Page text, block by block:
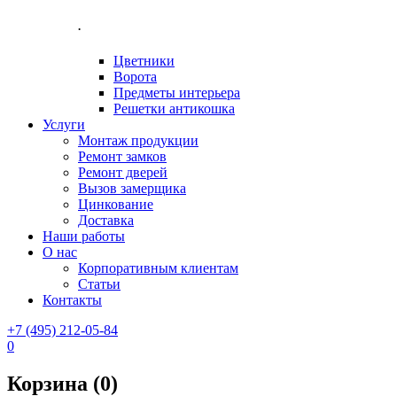
.
Цветники
Ворота
Предметы интерьера
Решетки антикошка
Услуги
Монтаж продукции
Ремонт замков
Ремонт дверей
Вызов замерщика
Цинкование
Доставка
Наши работы
О нас
Корпоративным клиентам
Статьи
Контакты
+7 (495) 212-05-84
0
Корзина (0)